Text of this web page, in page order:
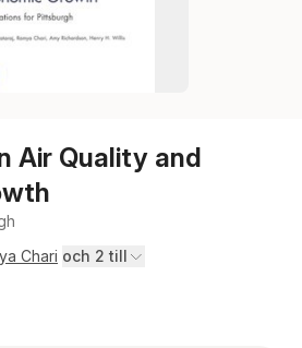
Air Quality and
Chari och 2 till